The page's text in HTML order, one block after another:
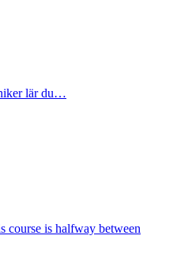
lär du…
course is halfway between